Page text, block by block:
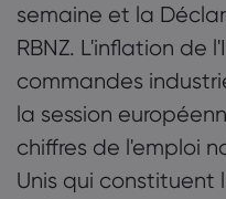
semaine et la
RBNZ. L'inflation de
commandes
la session
chiffres de l'emploi
Unis qui constituent